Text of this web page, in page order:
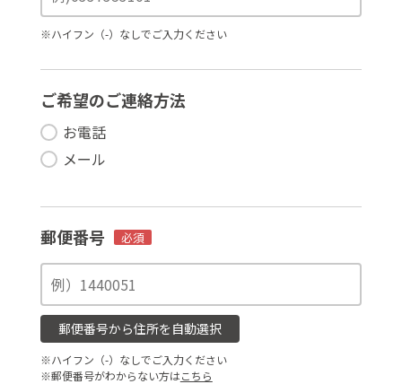
※ハイフン（-）なしでご入力ください
ご希望のご連絡方法
お電話
メール
郵便番号 必須
郵便番号から住所を自動選択
※ハイフン（-）なしでご入力ください
※郵便番号がわからない方はこちら